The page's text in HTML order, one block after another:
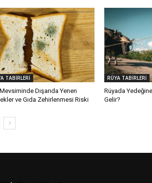
TABİRLERİ
Dışarıda Yenen
ve Gıda Zehirlenmesi Riski
RÜYA TABİRLERİ
Rüyada
Gelir?